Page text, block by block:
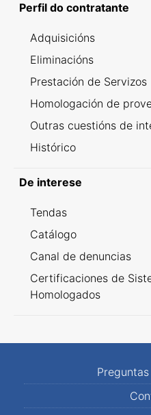
Perfil do contratante
Adquisicións
Eliminacións
Prestación de Servizos
Homologación de
Outras cuestións de
Histórico
De interese
Tendas
Catálogo
Canal de denuncias
Certificaciones de
Homologados